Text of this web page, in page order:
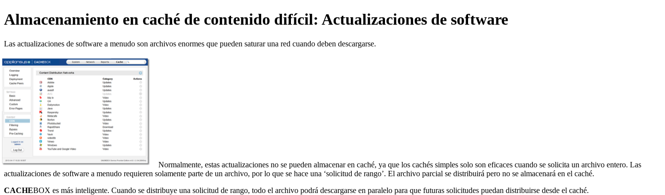
Almacenamiento en caché de contenido difícil: Actualizaciones de software
Las actualizaciones de software a menudo son archivos enormes que pueden saturar una red cuando deben descargarse.
Normalmente, estas actualizaciones no se pueden almacenar en caché, ya que los cachés simples solo son eficaces cuando se solicita un archivo entero. Las
actualizaciones de software a menudo requieren solamente parte de un archivo, por lo que se hace una ‘solicitud de rango’. El archivo parcial se distribuirá pero no se almacenará en el caché.
CACHEBOX es más inteligente. Cuando se distribuye una solicitud de rango, todo el archivo podrá descargarse en paralelo para que futuras solicitudes puedan distribuirse desde el caché.